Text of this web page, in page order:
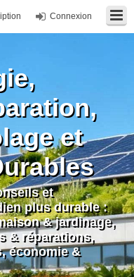
Connexion
et
et
plus durable :
& jardinage,
& réparations,
économie &